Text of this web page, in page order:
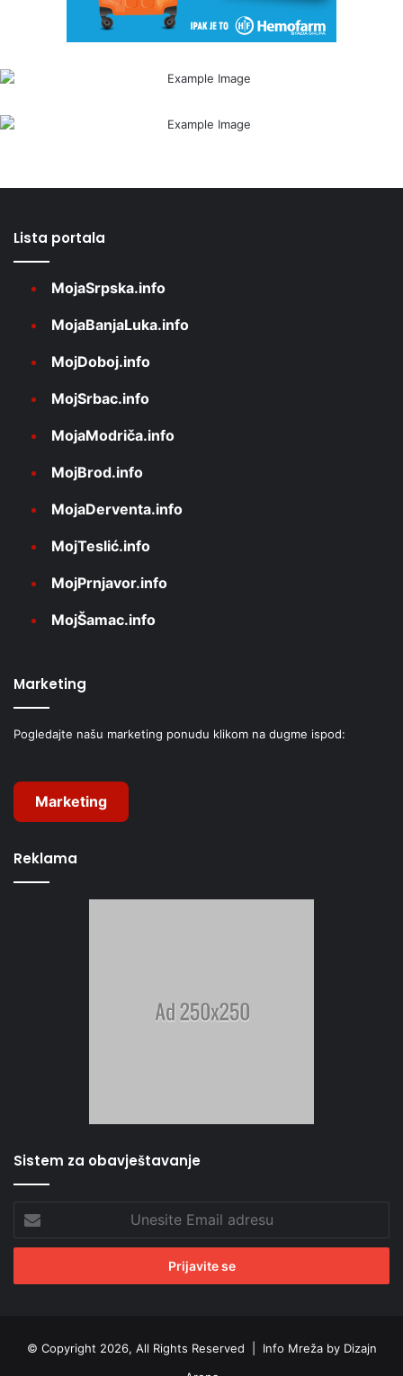
Lista portala
MojaSrpska.info
MojaBanjaLuka.info
MojDoboj.info
MojSrbac.info
MojaModriča.info
MojBrod.info
MojaDerventa.info
MojTeslić.info
MojPrnjavor.info
MojŠamac.info
Marketing
Pogledajte našu marketing ponudu klikom na dugme ispod:
Marketing
Reklama
Sistem za obavještavanje
Email
adresu
© Copyright 2026, All Rights Reserved | Info Mreža by Dizajn